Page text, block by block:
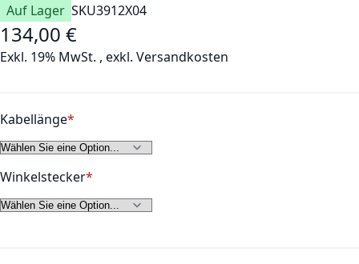
Auf Lager SKU3912X04
134,00 €
Exkl. 19% MwSt. , exkl. Versandkosten
Kabellänge
Winkelstecker